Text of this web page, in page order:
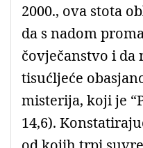
2000., ova stota
da s nadom
čovječanstvo i da
tisućljeće
misterija, koji je
14,6).